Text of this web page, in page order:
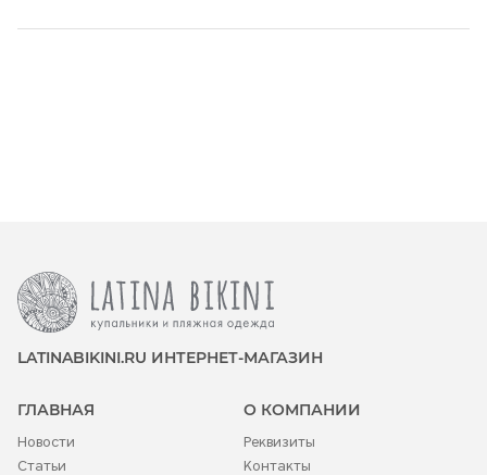
LATINABIKINI.RU ИНТЕРНЕТ-МАГАЗИН
ГЛАВНАЯ
Новости
Статьи
О КОМПАНИИ
Реквизиты
Контакты